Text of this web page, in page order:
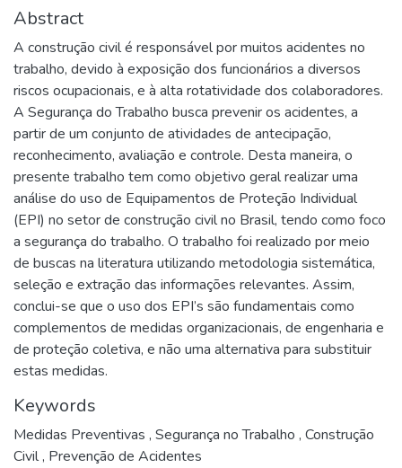
Abstract
A construção civil é responsável por muitos acidentes no
trabalho, devido à exposição dos funcionários a diversos
riscos ocupacionais, e à alta rotatividade dos colaboradores.
A Segurança do Trabalho busca prevenir os acidentes, a
partir de um conjunto de atividades de antecipação,
reconhecimento, avaliação e controle. Desta maneira, o
presente trabalho tem como objetivo geral realizar uma
análise do uso de Equipamentos de Proteção Individual
(EPI) no setor de construção civil no Brasil, tendo como foco
a segurança do trabalho. O trabalho foi realizado por meio
de buscas na literatura utilizando metodologia sistemática,
seleção e extração das informações relevantes. Assim,
conclui-se que o uso dos EPI’s são fundamentais como
complementos de medidas organizacionais, de engenharia e
de proteção coletiva, e não uma alternativa para substituir
estas medidas.
Keywords
Medidas Preventivas , Segurança no Trabalho , Construção
Civil, Prevenção de Acidentes